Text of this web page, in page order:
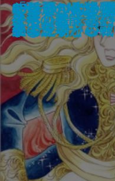
トットあした
橘の家
霊感インテグ
ディノサンえ
えんへいこう
松本清張の女た
草の竪琴
文藝年鑑 2025
謎とき村上春
見える物語の
天気のからくり
アメリカの新
み出した思想
「ベルサイユ
モンゴル人の
ラム王朝との
ひらりと天狗─
80年越しの帰
集の現場から─
生活
去年、本能寺で
ONE DANCE─
生き方─
皇后の碧
わたしがナチ
まで
「孫子の兵法
のインテリジ